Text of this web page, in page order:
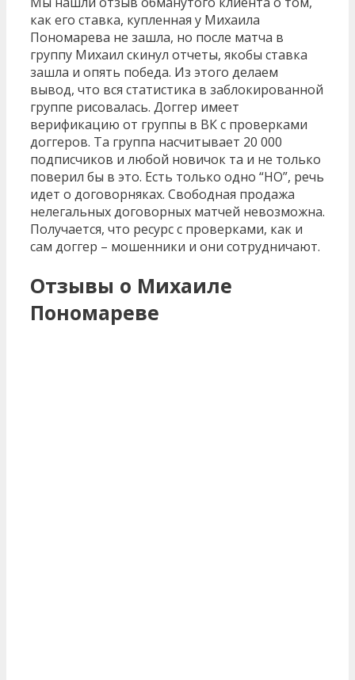
как его ставка, купленная у Михаила
Пономарева не зашла, но после матча в
группу Михаил скинул отчеты, якобы ставка
зашла и опять победа. Из этого делаем
вывод, что вся статистика в заблокированной
группе рисовалась. Доггер имеет
верификацию от группы в ВК с проверками
доггеров. Та группа насчитывает 20 000
подписчиков и любой новичок та и не только
поверил бы в это. Есть только одно “НО”, речь
идет о договорняках. Свободная продажа
нелегальных договорных матчей невозможна.
Получается, что ресурс с проверками, как и
сам доггер – мошенники и они сотрудничают.
Отзывы о Михаиле
Пономареве